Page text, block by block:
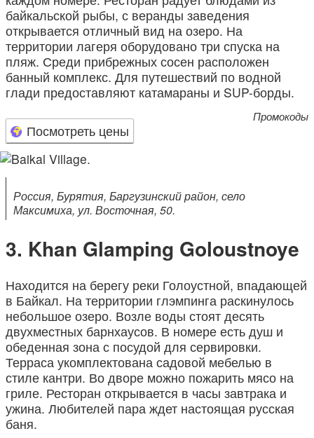
байкальской рыбы, с веранды заведения
открывается отличный вид на озеро. На
территории лагеря оборудовано три спуска на
пляж. Среди прибрежных сосен расположен
банный комплекс. Для путешествий по водной
глади предоставляют катамараны и SUP-борды.
Посмотреть цены
Промокоды
Россия, Бурятия, Баргузинский район, село
Максимиха, ул. Восточная, 50.
Khan Glamping Goloustnoye
Находится на берегу реки Голоустной, впадающей
в Байкал. На территории глэмпинга раскинулось
небольшое озеро. Возле воды стоят десять
двухместных барнхаусов. В номере есть душ и
обеденная зона с посудой для сервировки.
Терраса укомплектована садовой мебелью в
стиле кантри. Во дворе можно пожарить мясо на
гриле. Ресторан открывается в часы завтрака и
ужина. Любителей пара ждет настоящая русская
баня.